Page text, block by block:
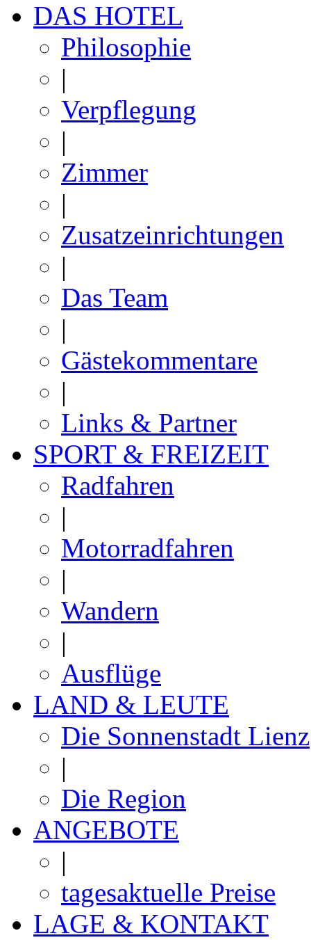
DAS HOTEL
Philosophie
|
Verpflegung
|
Zimmer
|
Zusatzeinrichtungen
|
Das Team
|
Gästekommentare
|
Links & Partner
SPORT & FREIZEIT
Radfahren
|
Motorradfahren
|
Wandern
|
Ausflüge
LAND & LEUTE
Die Sonnenstadt Lienz
|
Die Region
ANGEBOTE
|
tagesaktuelle Preise
LAGE & KONTAKT